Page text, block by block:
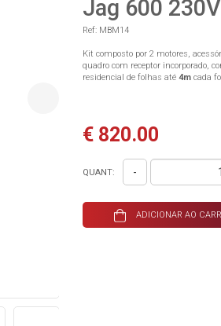
Jag 600
Ref: MBM14
Kit composto por 2 motores,
quadro com receptor incorporado,
residencial de folhas até4m cada
€ 820.00
QUANT: -
ADICIONAR AO